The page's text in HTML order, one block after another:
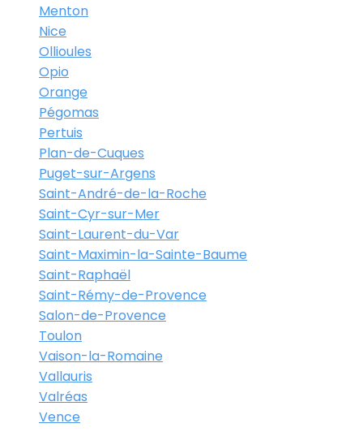
Menton
Nice
Ollioules
Opio
Orange
Pégomas
Pertuis
Plan-de-Cuques
Puget-sur-Argens
Saint-André-de-la-Roche
Saint-Cyr-sur-Mer
Saint-Laurent-du-Var
Saint-Maximin-la-Sainte-Baume
Saint-Raphaël
Saint-Rémy-de-Provence
Salon-de-Provence
Toulon
Vaison-la-Romaine
Vallauris
Valréas
Vence